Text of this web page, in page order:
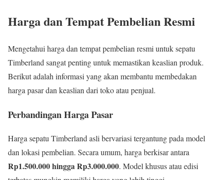
Harga dan Tempat Pembelian Resmi
Mengetahui harga dan tempat pembelian resmi untuk sepatu
Timberland sangat penting untuk memastikan keaslian produk.
Berikut adalah informasi yang akan membantu membedakan
harga pasar dan keaslian dari toko atau penjual.
Perbandingan Harga Pasar
Harga sepatu Timberland asli bervariasi tergantung pada model
dan lokasi pembelian. Secara umum, harga berkisar antara
Rp1.500.000 hingga Rp3.000.000. Model khusus atau edisi